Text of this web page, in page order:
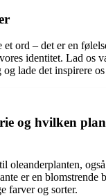
et ord – det er en
identitet. Lad os
og lade det inspirere
og hvilken
oleanderplanten,
er en blomstrende
farver og sorter.